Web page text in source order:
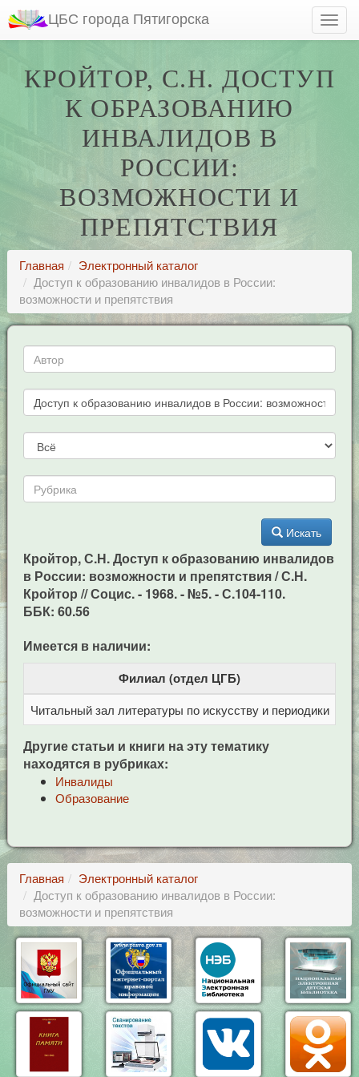
ЦБС города Пятигорска
КРОЙТОР, С.Н. ДОСТУП
К ОБРАЗОВАНИЮ
ИНВАЛИДОВ В
РОССИИ:
ВОЗМОЖНОСТИ И
ПРЕПЯТСТВИЯ
Главная
Электронный каталог
Доступ к образованию инвалидов в России:
возможности и препятствия
Искать
Кройтор, С.Н. Доступ к образованию инвалидов
в России: возможности и препятствия / С.Н.
Кройтор // Социс. - 1968. - №5. - С.104-110.
ББК: 60.56
Имеется в наличии:
Филиал (отдел ЦГБ)
Читальный зал литературы по искусству и периодики
Другие статьи и книги на эту тематику
находятся в рубриках:
Инвалиды
Образование
Главная
Электронный каталог
Доступ к образованию инвалидов в России:
возможности и препятствия